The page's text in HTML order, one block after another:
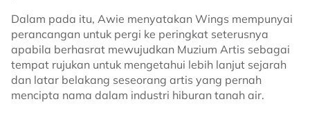
Dalam pada itu, Awie menyatakan Wings mempunyai
perancangan untuk pergi ke peringkat seterusnya
apabila berhasrat mewujudkan Muzium Artis sebagai
tempat rujukan untuk mengetahui lebih lanjut sejarah
dan latar belakang seseorang artis yang pernah
mencipta nama dalam industri hiburan tanah air.